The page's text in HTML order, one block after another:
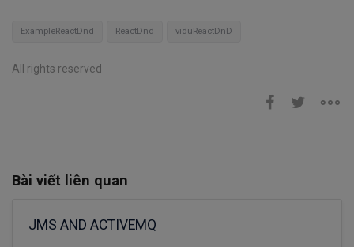
ExampleReactDnd ReactDnd viduReactDnD
All rights reserved
Bài viết liên quan
JMS AND ACTIVEMQ